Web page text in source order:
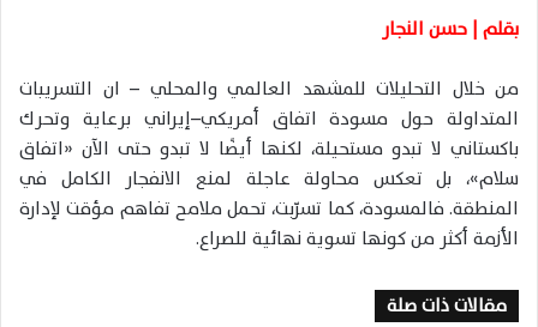
ا
بقلم | حسن النجار
من خلال التحليلات للمشهد العالمي والمحلي – ان التسريبات
المتداولة حول مسودة اتفاق أمريكي–إيراني برعاية وتحرك
باكستاني لا تبدو مستحيلة، لكنها أيضًا لا تبدو حتى الآن «اتفاق
سلام»، بل تعكس محاولة عاجلة لمنع الانفجار الكامل في
المنطقة. فالمسودة، كما تسرّبت، تحمل ملامح تفاهم مؤقت لإدارة
الأزمة أكثر من كونها تسوية نهائية للصراع.
مقالات ذات صلة